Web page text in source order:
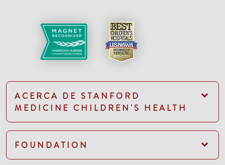
ACERCA DE STANFORD
MEDICINE CHILDREN'S HEALTH
FOUNDATION